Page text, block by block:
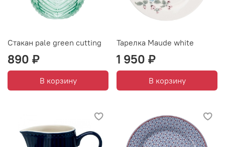
Стакан pale green cutting
890 ₽
В корзину
Тарелка Maude white
1 950 ₽
В корзину